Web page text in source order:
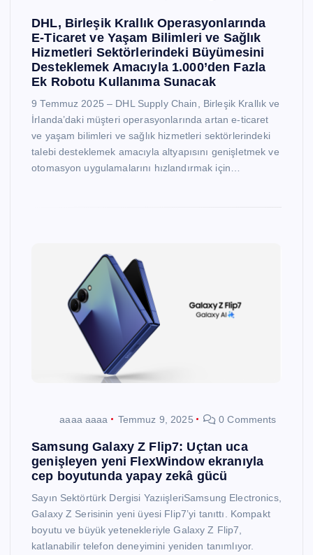
DHL, Birleşik Krallık Operasyonlarında
E-Ticaret ve Yaşam Bilimleri ve Sağlık
Hizmetleri Sektörlerindeki Büyümesini
Desteklemek Amacıyla 1.000’den Fazla
Ek Robotu Kullanıma Sunacak
9 Temmuz 2025 – DHL Supply Chain, Birleşik Krallık ve
İrlanda’daki müşteri operasyonlarında artan e-ticaret
ve yaşam bilimleri ve sağlık hizmetleri sektörlerindeki
talebi desteklemek amacıyla altyapısını genişletmek ve
otomasyon uygulamalarını hızlandırmak için…
aaaa aaaa Temmuz 9, 2025 0 Comments
Samsung Galaxy Z Flip7: Uçtan uca
genişleyen yeni FlexWindow ekranıyla
cep boyutunda yapay zekâ gücü
Sayın Sektörtürk Dergisi YazıişleriSamsung Electronics,
Galaxy Z Serisinin yeni üyesi Flip7’yi tanıttı. Kompakt
boyutu ve büyük yetenekleriyle Galaxy Z Flip7,
katlanabilir telefon deneyimini yeniden tanımlıyor.